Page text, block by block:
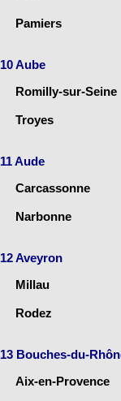
Pamiers
10 Aube
Romilly-sur-Seine
Troyes
11 Aude
Carcassonne
Narbonne
12 Aveyron
Millau
Rodez
13 Bouches-du-
Aix-en-Provence